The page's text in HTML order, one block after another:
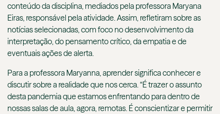
conteúdo da disciplina, mediados pela professora Maryana
Eiras, responsável pela atividade. Assim, refletiram sobre as
notícias selecionadas, com foco no desenvolvimento da
interpretação, do pensamento crítico, da empatia e de
eventuais ações de alerta.
Para a professora Maryanna, aprender significa conhecer e
discutir sobre a realidade que nos cerca. “É trazer o assunto
desta pandemia que estamos enfrentando para dentro de
nossas salas de aula, agora, remotas. É conscientizar e permitir